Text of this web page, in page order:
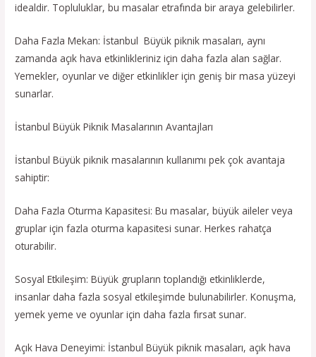
idealdir. Topluluklar, bu masalar etrafında bir araya gelebilirler.
Daha Fazla Mekan: İstanbul Büyük piknik masaları, aynı
zamanda açık hava etkinlikleriniz için daha fazla alan sağlar.
Yemekler, oyunlar ve diğer etkinlikler için geniş bir masa yüzeyi
sunarlar.
İstanbul Büyük Piknik Masalarının Avantajları
İstanbul Büyük piknik masalarının kullanımı pek çok avantaja
sahiptir:
Daha Fazla Oturma Kapasitesi: Bu masalar, büyük aileler veya
gruplar için fazla oturma kapasitesi sunar. Herkes rahatça
oturabilir.
Sosyal Etkileşim: Büyük grupların toplandığı etkinliklerde,
insanlar daha fazla sosyal etkileşimde bulunabilirler. Konuşma,
yemek yeme ve oyunlar için daha fazla fırsat sunar.
Açık Hava Deneyimi: İstanbul Büyük piknik masaları, açık hava